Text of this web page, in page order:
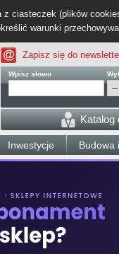
z ciasteczek (plików
warunki
Zapisz się do
Wpisz słowo
Katalog
Inwestycje Budowa